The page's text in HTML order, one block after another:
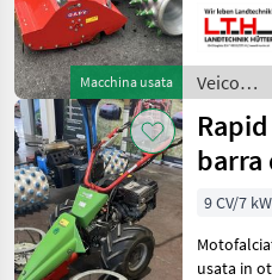
Macchina usata
Motor:
Takt-
Veicoli
agricoli
a
motore
/ Rapid
barra
9 CV/7 kW
usata in